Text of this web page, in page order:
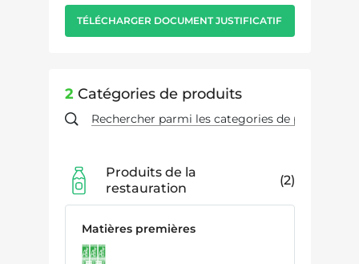
TÉLÉCHARGER DOCUMENT JUSTIFICATIF
2 Catégories de produits
Produits de la
restauration
2
Matières premières